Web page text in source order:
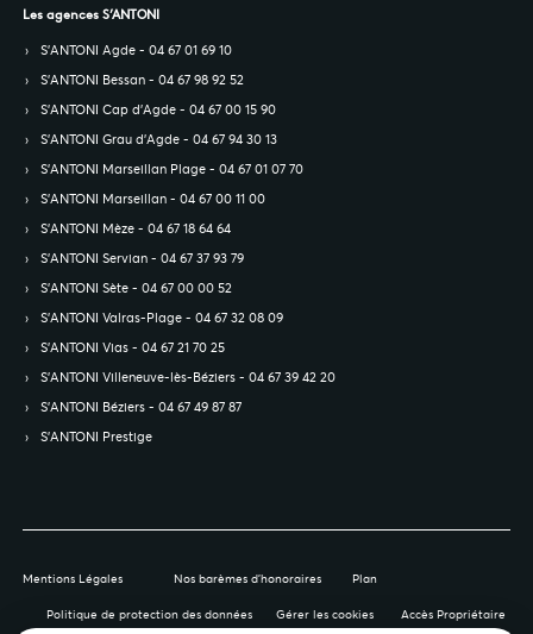
Les agences S’ANTONI
S’ANTONI Agde - 04 67 01 69 10
S’ANTONI Bessan - 04 67 98 92 52
S’ANTONI Cap d'Agde - 04 67 00 15 90
S’ANTONI Grau d'Agde - 04 67 94 30 13
S’ANTONI Marseillan Plage - 04 67 01 07 70
S’ANTONI Marseillan - 04 67 00 11 00
S’ANTONI Mèze - 04 67 18 64 64
S’ANTONI Servian - 04 67 37 93 79
S’ANTONI Sète - 04 67 00 00 52
S’ANTONI Valras-Plage - 04 67 32 08 09
S’ANTONI Vias - 04 67 21 70 25
S’ANTONI Villeneuve-lès-Béziers - 04 67 39 42 20
S’ANTONI Béziers - 04 67 49 87 87
S’ANTONI Prestige
Mentions Légales Nos barèmes d'honoraires Plan
Politique de protection des données Gérer les cookies Accès Propriétaire